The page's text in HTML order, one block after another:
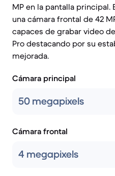
MP en la pantalla principal.
una cámara frontal de 42
capaces de grabar video
Pro destacando por su
mejorada.
Cámara principal
50 megapixels
Cámara frontal
4 megapixels